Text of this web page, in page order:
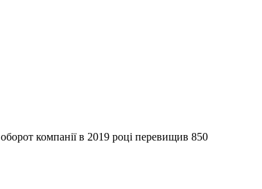
компанії в 2019 році перевищив 850